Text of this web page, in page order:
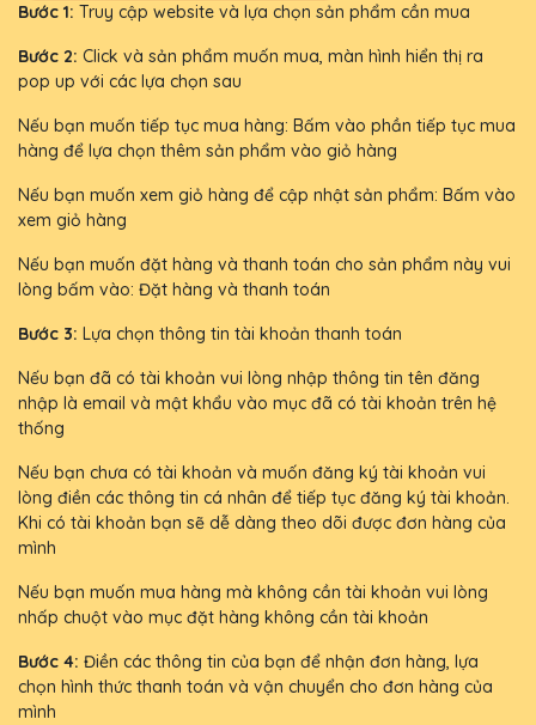
Bước 1: Truy cập website và lựa chọn sản phẩm cần mua
Bước 2: Click và sản phẩm muốn mua, màn hình hiển thị ra
pop up với các lựa chọn sau
Nếu bạn muốn tiếp tục mua hàng: Bấm vào phần tiếp tục mua
hàng để lựa chọn thêm sản phẩm vào giỏ hàng
Nếu bạn muốn xem giỏ hàng để cập nhật sản phẩm: Bấm vào
xem giỏ hàng
Nếu bạn muốn đặt hàng và thanh toán cho sản phẩm này vui
lòng bấm vào: Đặt hàng và thanh toán
Bước 3: Lựa chọn thông tin tài khoản thanh toán
Nếu bạn đã có tài khoản vui lòng nhập thông tin tên đăng
nhập là email và mật khẩu vào mục đã có tài khoản trên hệ
thống
Nếu bạn chưa có tài khoản và muốn đăng ký tài khoản vui
lòng điền các thông tin cá nhân để tiếp tục đăng ký tài khoản.
Khi có tài khoản bạn sẽ dễ dàng theo dõi được đơn hàng của
mình
Nếu bạn muốn mua hàng mà không cần tài khoản vui lòng
nhấp chuột vào mục đặt hàng không cần tài khoản
Bước 4: Điền các thông tin của bạn để nhận đơn hàng, lựa
chọn hình thức thanh toán và vận chuyển cho đơn hàng của
mình